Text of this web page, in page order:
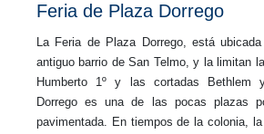
Feria de Plaza Dorrego
La Feria de Plaza Dorrego, está
antiguo barrio de San Telmo, y la limitan
Humberto 1º y las cortadas Bethlem
Dorrego es una de las pocas plazas
pavimentada. En tiempos de la colonia,